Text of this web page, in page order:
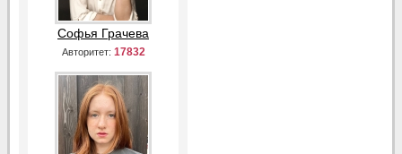
Софья Грачева
Авторитет: 17832